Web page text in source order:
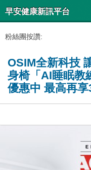
早安健康新訊平台
粉絲團按讚:
OSIM全新科技
身椅「AI睡眠教
優惠中 最高再